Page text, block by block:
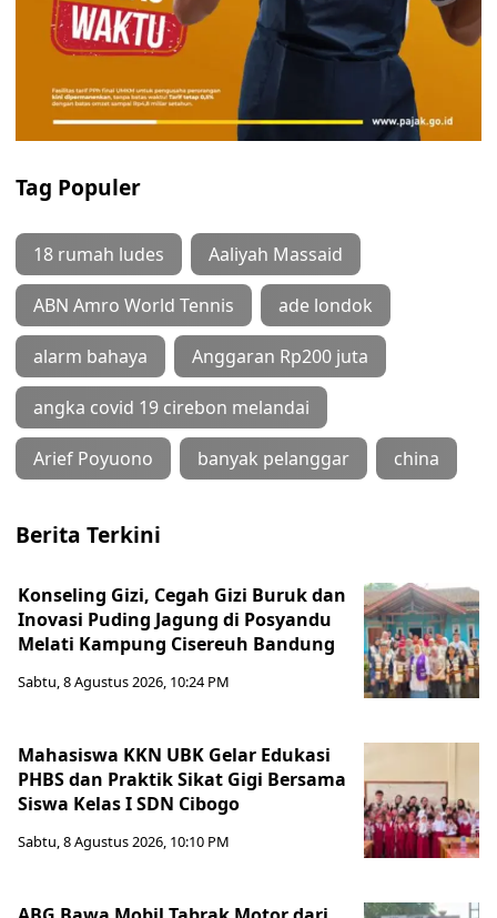
Tag Populer
18 rumah ludes Aaliyah Massaid
ABN Amro World Tennis ade londok
alarm bahaya Anggaran Rp200 juta
angka covid 19 cirebon melandai
Arief Poyuono banyak pelanggar china
Berita Terkini
Konseling Gizi, Cegah Gizi Buruk dan
Inovasi Puding Jagung di Posyandu
Melati Kampung Cisereuh Bandung
Sabtu, 8 Agustus 2026, 10:24 PM
Mahasiswa KKN UBK Gelar Edukasi
PHBS dan Praktik Sikat Gigi Bersama
Siswa Kelas I SDN Cibogo
Sabtu, 8 Agustus 2026, 10:10 PM